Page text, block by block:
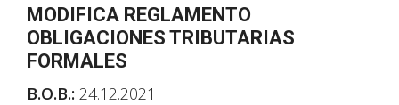
MODIFICA REGLAMENTO
OBLIGACIONES TRIBUTARIAS
FORMALES
B.O.B.: 24.12.2021